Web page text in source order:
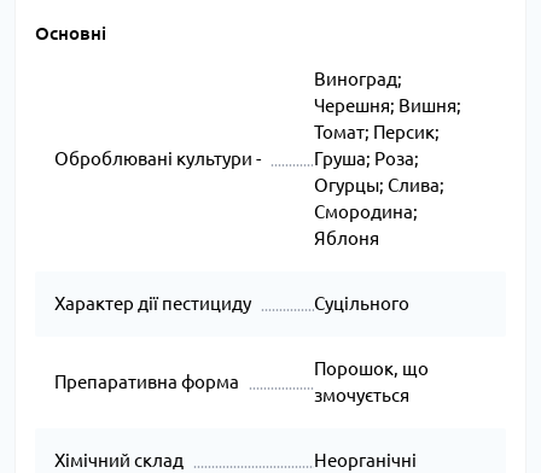
Основні
Оброблювані культури -
Виноград;
Черешня; Вишня;
Томат; Персик;
Груша; Роза;
Огурцы; Слива;
Смородина;
Яблоня
Характер дії пестициду Суцільного
Препаративна форма
Порошок, що
змочується
Хімічний склад Неорганічні